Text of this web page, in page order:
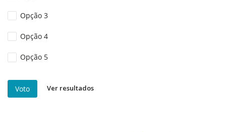
Opção 3
Opção 4
Opção 5
Voto Ver resultados